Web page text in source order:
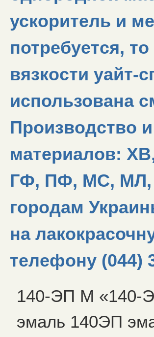
ускоритель и
потребуется,
вязкости
использована
Производство
материалов:
ГФ, ПФ, МС, МЛ,
городам
на
телефону (044)
140-ЭП М «140-
эмаль 140ЭП